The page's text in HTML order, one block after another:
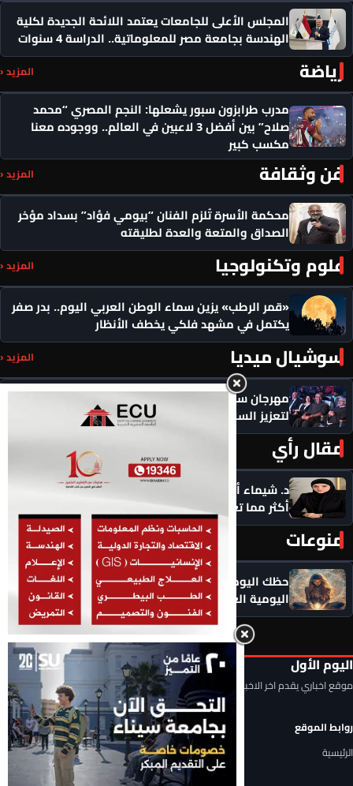
المجلس الأعلى للجامعات يعتمد اللائحة الجديدة لكلية
الهندسة بجامعة مصر للمعلوماتية.. الدراسة 4 سنوات
رياضة المزيد ‹
مدرب طرابزون سبور يشعلها: النجم المصري “محمد
صلاح” بين أفضل 3 لاعبين في العالم.. ووجوده معنا
مكسب كبير
فن وثقافة المزيد ‹
محكمة الأسرة تُلزم الفنان “بيومي فؤاد” بسداد مؤخر
الصداق والمتعة والعدة لطليقته
علوم وتكنولوجيا المزيد ‹
«قمر الرطب» يزين سماء الوطن العربي اليوم.. بدر صفر
يكتمل في مشهد فلكي يخطف الأنظار
سوشيال ميديا المزيد ‹
مهرجان سيمفوني للفنون يكرم رموزاً مؤثرة ويدعو
لتعزيز السلام
مقال رأي
د. شيماء أحمدين تكتب .. حين يعرفك الذكاء الاصطناعي
أكثر مما تعرف نفسك: هل ما زالت اختياراتنا حُرّة؟
منوعات المزيد ‹
حظك اليوم الاثنين 10 أغسطس .. توقعات الأبراج
اليومية العامة
اليوم الأول
موقع اخباري يقدم اخر الاخبار المحلية والعربية والعالمية
روابط الموقع
الرئيسية